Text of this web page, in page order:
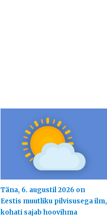
Täna, 6. augustil 2026 on
Eestis muutliku pilvisusega ilm,
kohati sajab hoovihma